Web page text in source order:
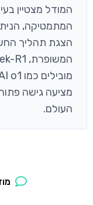
המודל מצטיין
המתמטיקה,
הצגת תהליך
מציעה גישה
העולם.